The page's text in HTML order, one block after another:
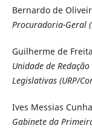
Bernardo de
Procuradoria-Geral
Guilherme de
Unidade de
Legislativas (URP/
Ives Messias Cunha
Gabinete da